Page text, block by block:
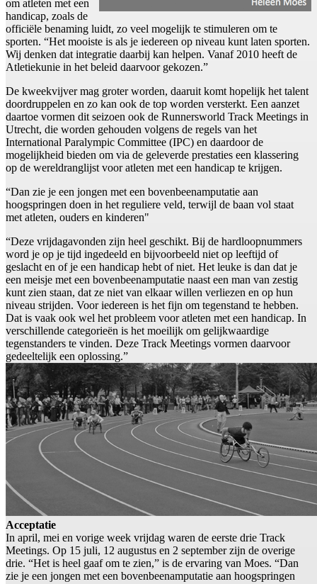
om atleten met een
handicap, zoals de
officiële benaming luidt, zo veel mogelijk te stimuleren om te
sporten. “Het mooiste is als je iedereen op niveau kunt laten sporten.
Wij denken dat integratie daarbij kan helpen. Vanaf 2010 heeft de
Atletiekunie in het beleid daarvoor gekozen.”
De kweekvijver mag groter worden, daaruit komt hopelijk het talent
doordruppelen en zo kan ook de top worden versterkt. Een aanzet
daartoe vormen dit seizoen ook de Runnersworld Track Meetings in
Utrecht, die worden gehouden volgens de regels van het
International Paralympic Committee (IPC) en daardoor de
mogelijkheid bieden om via de geleverde prestaties een klassering
op de wereldranglijst voor atleten met een handicap te krijgen.
“Dan zie je een jongen met een bovenbeenamputatie aan
hoogspringen doen in het reguliere veld, terwijl de baan vol staat
met atleten, ouders en kinderen"
“Deze vrijdagavonden zijn heel geschikt. Bij de hardloopnummers
word je op je tijd ingedeeld en bijvoorbeeld niet op leeftijd of
geslacht en of je een handicap hebt of niet. Het leuke is dan dat je
een meisje met een bovenbeenamputatie naast een man van zestig
kunt zien staan, dat ze niet van elkaar willen verliezen en op hun
niveau strijden. Voor iedereen is het fijn om tegenstand te hebben.
Dat is vaak ook wel het probleem voor atleten met een handicap. In
verschillende categorieën is het moeilijk om gelijkwaardige
tegenstanders te vinden. Deze Track Meetings vormen daarvoor
gedeeltelijk een oplossing.”
Acceptatie
In april, mei en vorige week vrijdag waren de eerste drie Track
Meetings. Op 15 juli, 12 augustus en 2 september zijn de overige
drie. “Het is heel gaaf om te zien,” is de ervaring van Moes. “Dan
zie je een jongen met een bovenbeenamputatie aan hoogspringen